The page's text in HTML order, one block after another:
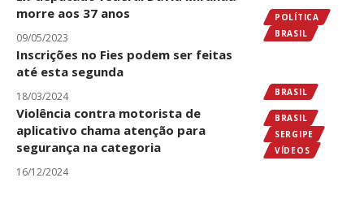
POLÍTICA
BRASIL
morre aos 37 anos
09/05/2023
BRASIL
Inscrições no Fies podem ser feitas
até esta segunda
18/03/2024
BRASIL
SERGIPE
VÍDEOS
Violência contra motorista de
aplicativo chama atenção para
segurança na categoria
16/12/2024